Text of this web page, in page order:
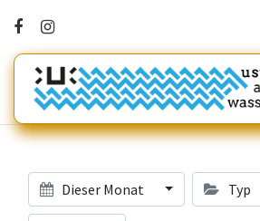
Dieser Monat Typ